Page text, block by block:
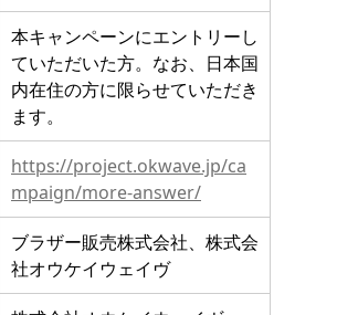
本キャンペーンにエントリーし
ていただいた方。なお、日本国
内在住の方に限らせていただき
ます。
https://project.okwave.jp/ca
mpaign/more-answer/
ブラザー販売株式会社、株式会
社オウケイウェイヴ